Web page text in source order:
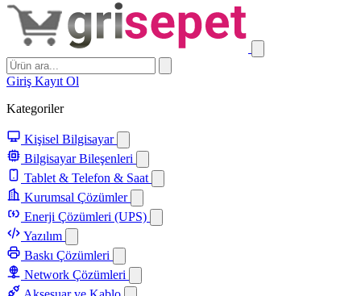
Giriş Kayıt Ol
Kategoriler
Kişisel Bilgisayar
Bilgisayar Bileşenleri
Tablet & Telefon & Saat
Kurumsal Çözümler
Enerji Çözümleri (UPS)
Yazılım
Baskı Çözümleri
Network Çözümleri